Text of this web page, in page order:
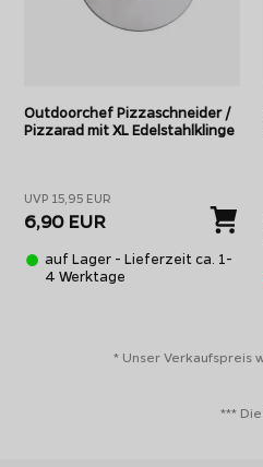
Outdoorchef Pizzaschneider /
Pizzarad mit XL Edelstahlklinge
UVP 15,95 EUR
6,90 EUR
auf Lager - Lieferzeit ca. 1-
4 Werktage
* Unser Verkaufspreis
***